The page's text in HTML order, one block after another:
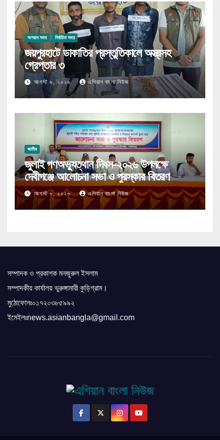
অপরাধ সময় নির্বাচিত সময়
জয়পুরহাটে ডাকাতির প্রস্তুতিকালে অস্ত্রসহ
গ্রেপ্তার ৩
আগস্ট ৬, ২০২৬ এশিয়ান বাংলা নিউজ
জাতীয়
জুলাই গণঅভ্যুত্থান দিবস-২০২৬ উপলক্ষে
দেবীগঞ্জে আলোচনা সভা ও পুরস্কার বিতরণ
আগস্ট ৬, ২০২৬ এশিয়ান বাংলা নিউজ
সম্পাদক ও প্রকাশক মনজুরুল ইসলাম
সম্পাদকীয় কার্যালয় ভুরুঙ্গামারী কুড়িগ্রাম।
মুঠোফোনঃ০১৭২০৩৮৫৯৯২
ইমেইলঃnews.asianbangla@gmail.com